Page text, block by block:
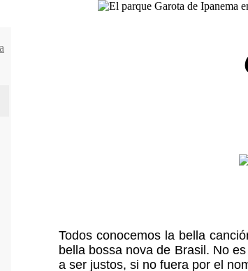
Todos conocemos la bella
bella bossa nova de Brasil. No
a ser justos, si no fuera por el